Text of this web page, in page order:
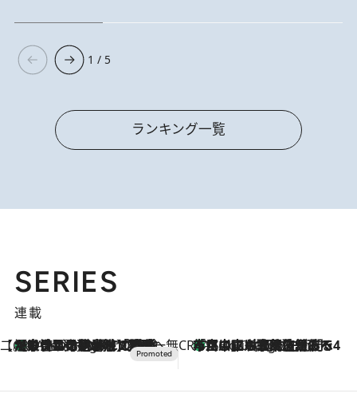
1 / 5
ランキング一覧
SERIES
連載
【CREA×星野リゾート】唯一無二。癒しと発見が待つ場所へ
5 Hours Ago
【トンボの足水浴】ヒノキの香りに包まれて涼感マックス！約13℃の湧水かけ流しを避暑地「星野温泉 トンボの湯」で体験 CREA'S CHOICE
7 Hours Ago
「立川にも歌舞伎があるんだよ」 片岡仁左衛門・市川中車ら豪華座組みで4年目の立川立飛歌舞伎へ